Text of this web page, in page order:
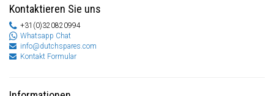
Kontaktieren Sie uns
+31(0)320820994
Whatsapp Chat
info@dutchspares.com
Kontakt Formular